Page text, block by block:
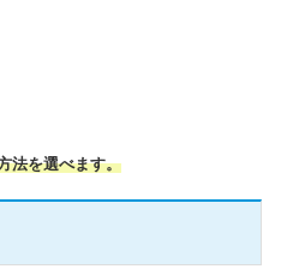
法を選べます。